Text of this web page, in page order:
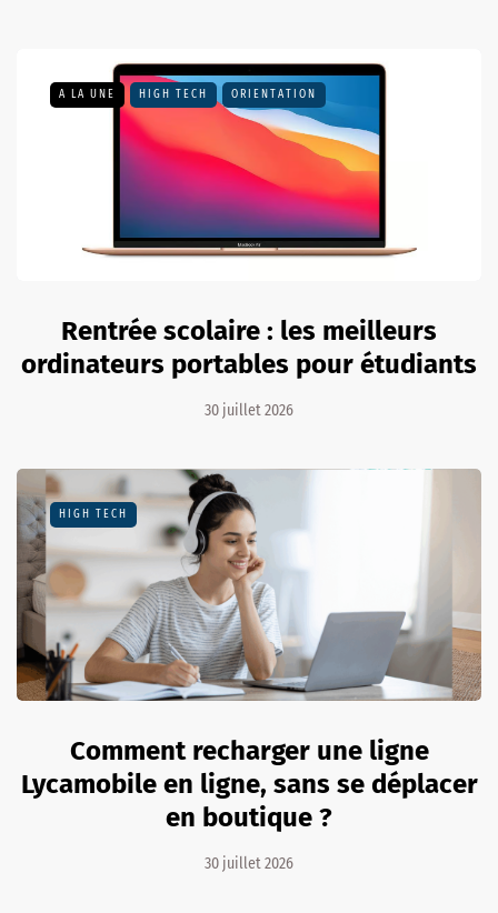
A LA UNE HIGH TECH ORIENTATION
Rentrée scolaire : les meilleurs
ordinateurs portables pour étudiants
30 juillet 2026
HIGH TECH
Comment recharger une ligne
Lycamobile en ligne, sans se déplacer
en boutique ?
30 juillet 2026